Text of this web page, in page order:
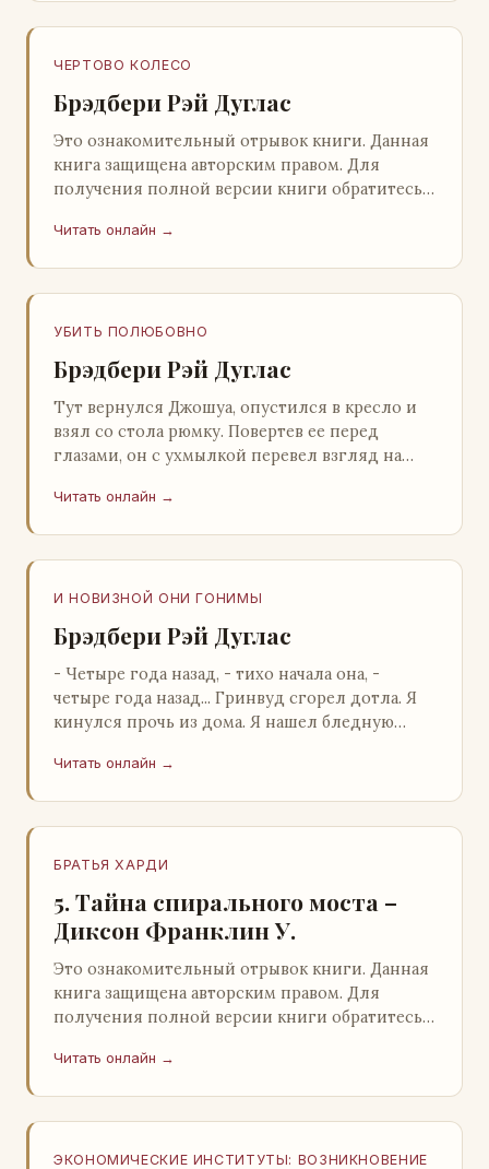
ЧЕРТОВО КОЛЕСО
Брэдбери Рэй Дуглас
Это ознакомительный отрывок книги. Данная
книга защищена авторским правом. Для
получения полной версии книги обратитесь к
легального ко…
Читать онлайн →
УБИТЬ ПОЛЮБОВНО
Брэдбери Рэй Дуглас
Тут вернулся Джошуа, опустился в кресло и
взял со стола рюмку. Повертев ее перед
глазами, он с ухмылкой перевел взгляд на
видом с…
Читать онлайн →
И НОВИЗНОЙ ОНИ ГОНИМЫ
Брэдбери Рэй Дуглас
- Четыре года назад, - тихо начала она, -
четыре года назад... Гринвуд сгорел дотла. Я
кинулся прочь из дома. Я нашел бледную
Читать онлайн →
БРАТЬЯ ХАРДИ
5. Тайна спирального моста –
Диксон Франклин У.
Это ознакомительный отрывок книги. Данная
книга защищена авторским правом. Для
получения полной версии книги обратитесь к
легального ко…
Читать онлайн →
ЭКОНОМИЧЕСКИЕ ИНСТИТУТЫ: ВОЗНИКНОВЕНИЕ